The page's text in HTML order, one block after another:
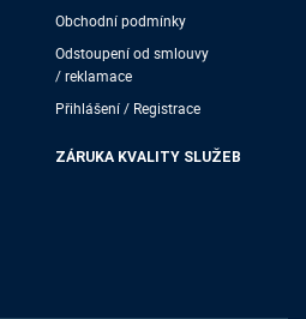
Obchodní podmínky
Odstoupení od smlouvy
/ reklamace
Přihlášení / Registrace
ZÁRUKA KVALITY SLUŽEB